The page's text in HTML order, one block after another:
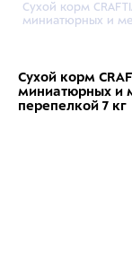
Сухой корм
миниатюрных и
Сухой корм
миниатюрных и
перепелкой 7 кг